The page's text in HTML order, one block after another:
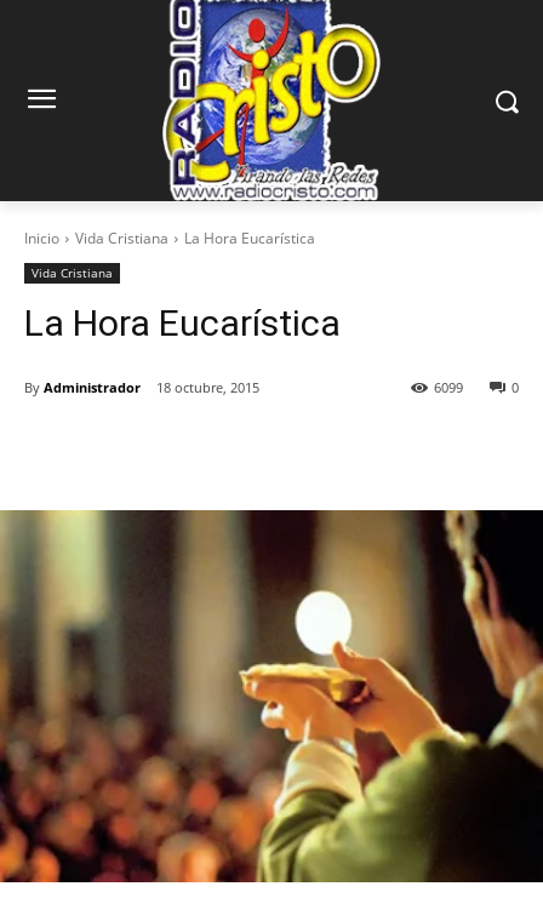
Inicio Vida Cristiana La Hora Eucarística
Vida Cristiana
La Hora Eucarística
By Administrador 18 octubre, 2015 0
6099